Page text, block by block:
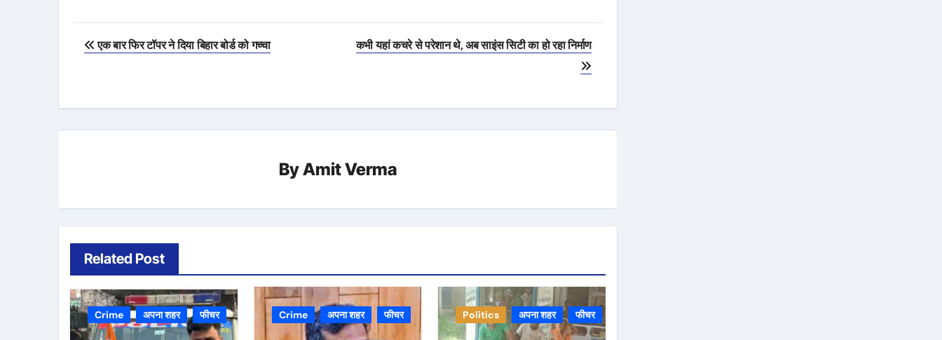
Post
एक बार फिर टॉपर ने दिया बिहार बोर्ड को गच्चा कभी यहां कचरे से परेशान थे, अब साइंस सिटी का हो रहा निर्माण
ByAmit Verma
Related Post
Crime अपना शहर फीचर Crime अपना शहर फीचर Politics अपना शहर फीचर